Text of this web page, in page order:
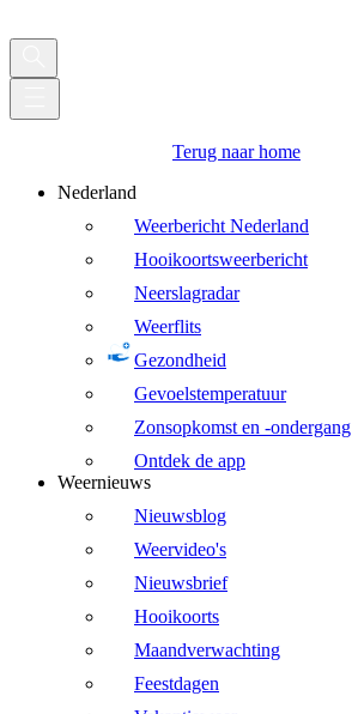
Terug naar home
Nederland
Weerbericht Nederland
Hooikoortsweerbericht
Neerslagradar
Weerflits
Gezondheid
Gevoelstemperatuur
Zonsopkomst en -ondergang
Ontdek de app
Weernieuws
Nieuwsblog
Weervideo's
Nieuwsbrief
Hooikoorts
Maandverwachting
Feestdagen